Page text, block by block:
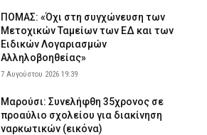
ΠΟΜΑΣ: «Όχι στη συγχώνευση των
Μετοχικών Ταμείων των ΕΔ και των
Ειδικών Λογαριασμών
Αλληλοβοηθείας»
7 Αυγούστου 2026 19:39
Μαρούσι: Συνελήφθη 35χρονος σε
προαύλιο σχολείου για διακίνηση
ναρκωτικών (εικόνα)